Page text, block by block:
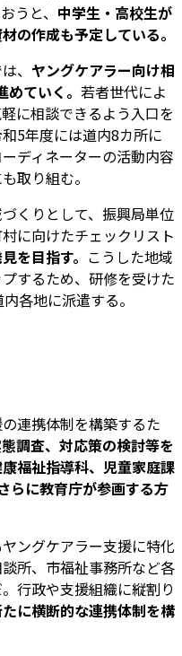
うと、 中学生・高校生が
の作成も予定している。
、 ヤングケアラー向け相
ていく。 若者世代によ
に相談できるよう入口を
5年度には道内8カ所に
ディネーターの活動内容
取り組む。
くりとして、振興局単位
に向けたチェックリスト
を目指す。 こうした地域
するため、研修を受けた
各地に派遣する。
連携体制を構築するた
調査、対応策の検討等を
福祉指導科、児童家庭課
らに教育庁が参画する方
ングケアラー支援に特化
所、市福祉事務所など各
行政や支援組織に縦割り
に横断的な連携体制を構